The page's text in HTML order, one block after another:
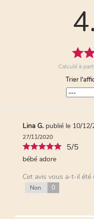
Comme des
Cet avis
Calculé à
Trier
Lina G. publié le 10/
27/11/2020
5/5
bébé adore
Cet avis vous a-t-il été
Non 0